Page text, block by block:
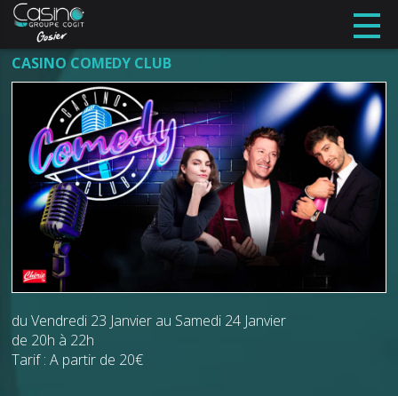
CASINO COMEDY CLUB
du Vendredi 23 Janvier au Samedi 24 Janvier
de 20h à 22h
Tarif : A partir de 20€